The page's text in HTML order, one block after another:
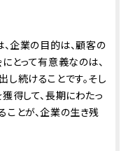
、企業の目的は、顧客の
とって有意義なのは、
続けることです。そし
得して、長期にわたっ
とが、企業の生き残